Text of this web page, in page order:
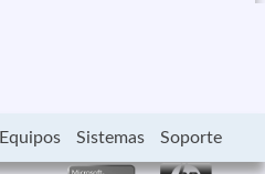
Equipos Sistemas Soporte